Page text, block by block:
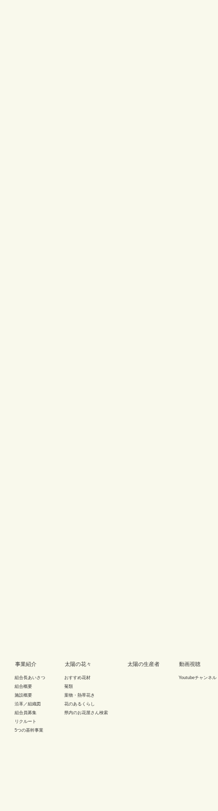
事業紹介
組合長あいさつ
組合概要
施設概要
沿革／組織図
組合員募集
リクルート
5つの基幹事業
太陽の花々
おすすめ花材
菊類
葉物・熱帯花き
花のあるくらし
県内のお花屋さん検索
太陽の生産者 動画視聴
Youtubeチャンネル